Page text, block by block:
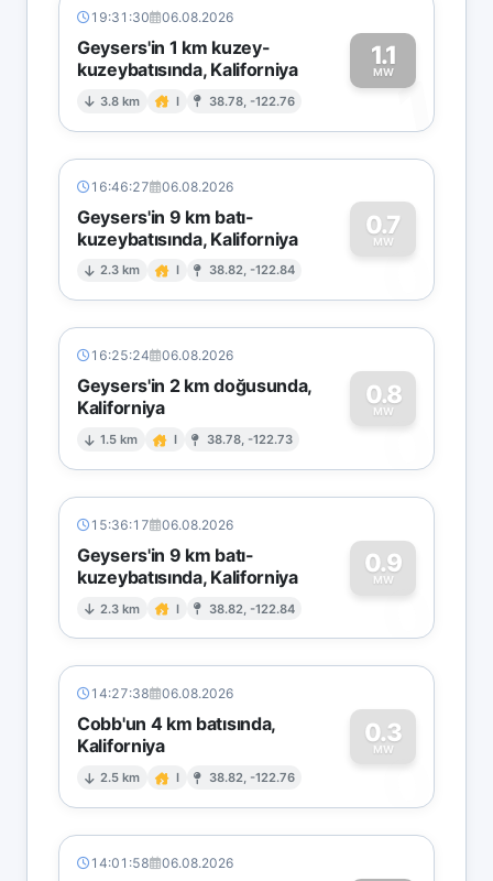
19:31:30 06.08.2026
Geysers'in 1 km kuzey-
kuzeybatısında, Kaliforniya
3.8 km I 38.78, -122.76
1.1
MW1
16:46:27 06.08.2026
Geysers'in 9 km batı-
kuzeybatısında, Kaliforniya
2.3 km I 38.82, -122.84
0.7
MW
0
16:25:24 06.08.2026
Geysers'in 2 km doğusunda,
Kaliforniya
1.5 km I 38.78, -122.73
0.8
MW
0
15:36:17 06.08.2026
Geysers'in 9 km batı-
kuzeybatısında, Kaliforniya
2.3 km I 38.82, -122.84
0.9
MW
0
14:27:38 06.08.2026
Cobb'un 4 km batısında,
Kaliforniya
2.5 km I 38.82, -122.76
0.3
MW
0
14:01:58 06.08.2026